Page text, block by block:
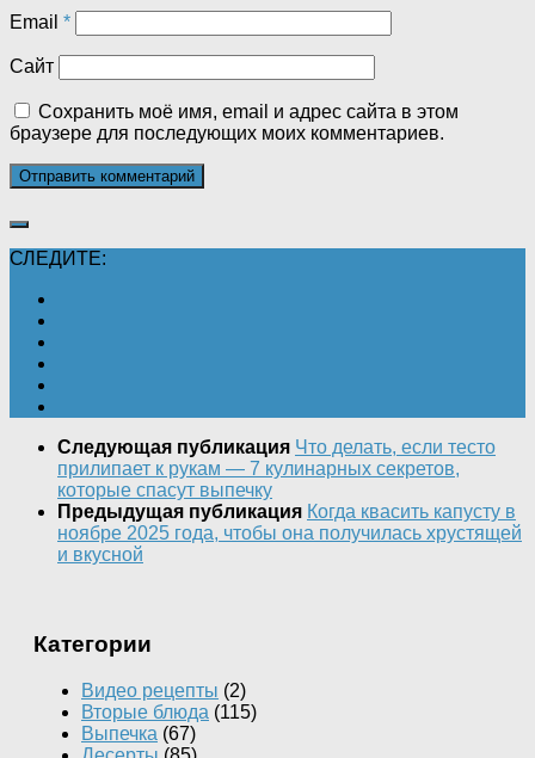
Email *
Сайт
Сохранить моё имя, email и адрес сайта в этом
браузере для последующих моих комментариев.
СЛЕДИТЕ:
Следующая публикация Что делать, если тесто
прилипает к рукам — 7 кулинарных секретов,
которые спасут выпечку
Предыдущая публикация Когда квасить капусту в
ноябре 2025 года, чтобы она получилась хрустящей
и вкусной
Категории
Видео рецепты (2)
Вторые блюда (115)
Выпечка (67)